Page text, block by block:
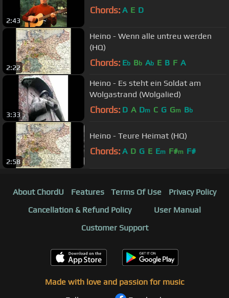
2:43
Chords: A E D
2:22
Heino - Wenn alle untreu werden
(HQ)
Chords: Eb Bb Ab E B F A
3:33
Heino - Es steht ein Soldat am
Wolgastrand (Wolgalied)
Chords: D A Dm C G Gm Bb
2:58
Heino - Teure Heimat (HQ)
Chords: A D G E Em F#m F#
About ChordU Features Terms Of Use
Privacy Policy
Cancellation & Refund Policy
User Manual
Customer Support
Made with love and passion for music